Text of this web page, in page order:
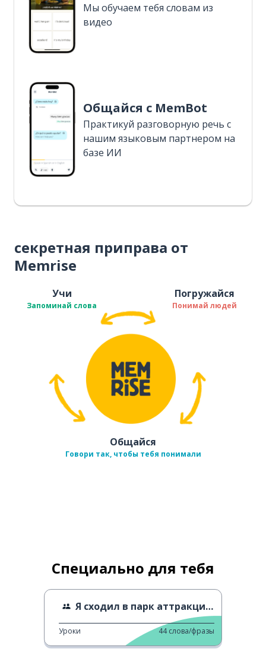
Мы обучаем тебя словам из
видео
Общайся с MemBot
Практикуй разговорную речь с
нашим языковым партнером на
базе ИИ
секретная приправа от
Memrise
Учи
Запоминай слова
Погружайся
Понимай людей
Общайся
Говори так, чтобы тебя понимали
Специально для тебя
Я сходил в парк аттракционов Сейбуэн
Уроки 44 слова/фразы